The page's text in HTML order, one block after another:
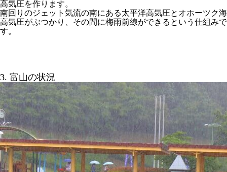
高気圧を作ります。
南回りのジェット気流の南にある太平洋高気圧とオホーツク海
高気圧がぶつかり、その間に梅雨前線ができるという仕組みで
す。
3. 富山の状況